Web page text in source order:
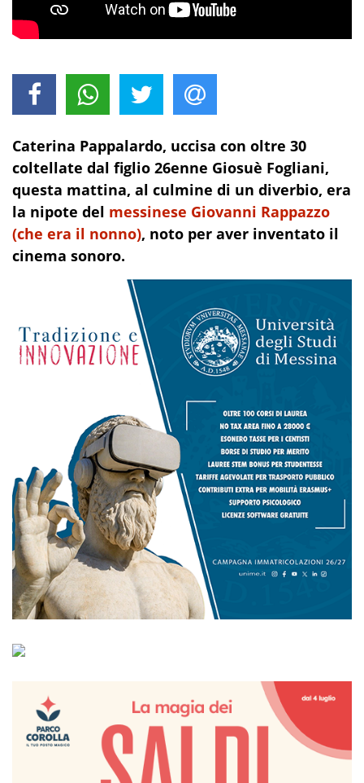
Caterina Pappalardo, uccisa con oltre 30
coltellate dal figlio 26enne Giosuè Fogliani,
questa mattina, al culmine di un diverbio, era
la nipote del messinese Giovanni Rappazzo
(che era il nonno), noto per aver inventato il
cinema sonoro.